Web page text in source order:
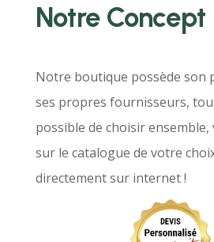
Notre Concept
Notre boutique possède son
ses propres fournisseurs,
possible de choisir
sur le catalogue de votre
directement sur internet !